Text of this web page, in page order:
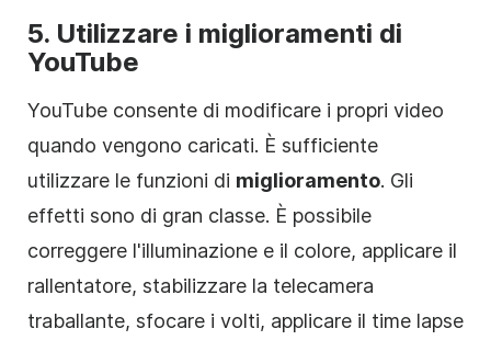
5. Utilizzare i miglioramenti di
YouTube
YouTube consente di modificare i propri video
quando vengono caricati. È sufficiente
utilizzare le funzioni di miglioramento. Gli
effetti sono di gran classe. È possibile
correggere l'illuminazione e il colore, applicare il
rallentatore, stabilizzare la telecamera
traballante, sfocare i volti, applicare il time lapse